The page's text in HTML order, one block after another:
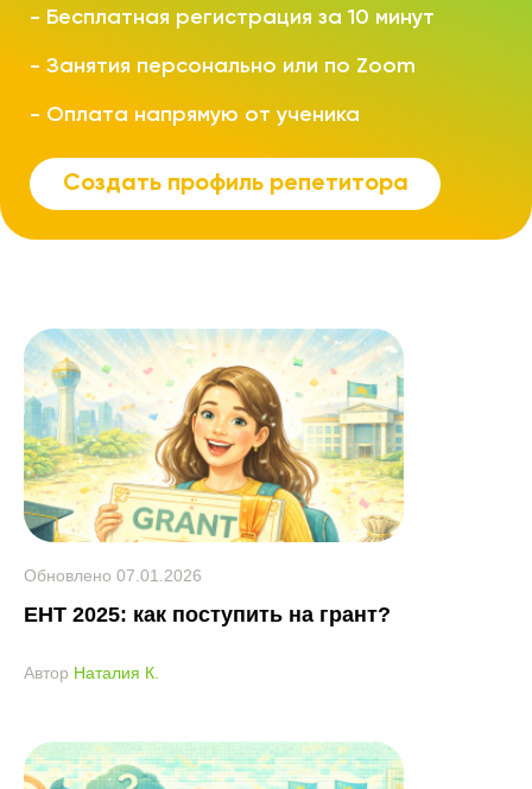
Создать профиль репетитора
- Бесплатная регистрация за 10 минут
- Занятия персонально или по Zoom
- Оплата напрямую от ученика
Обновлено 07.01.2026
ЕНТ 2025: как поступить на грант?
Автор Наталия К.